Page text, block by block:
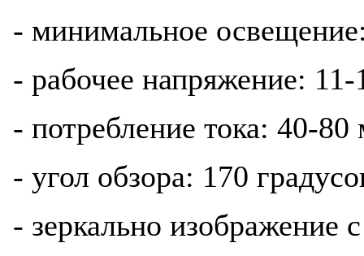
- минимальное
- рабочее напряжение:
- потребление тока: 40-
- угол обзора: 170
- зеркально изображение